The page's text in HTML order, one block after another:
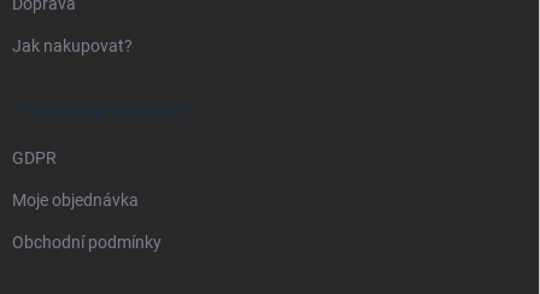
Jak nakupovat?
PRÁVNÍ INFORMACE
GDPR
Moje objednávka
Obchodní podmínky